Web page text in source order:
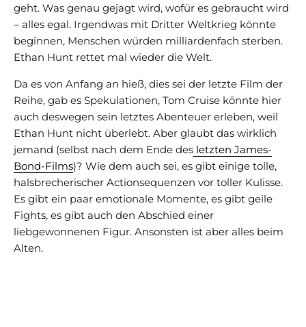
geht. Was genau gejagt wird, wofür es gebraucht wird
– alles egal. Irgendwas mit Dritter Weltkrieg könnte
beginnen, Menschen würden milliardenfach sterben.
Ethan Hunt rettet mal wieder die Welt.
Da es von Anfang an hieß, dies sei der letzte Film der
Reihe, gab es Spekulationen, Tom Cruise könnte hier
auch deswegen sein letztes Abenteuer erleben, weil
Ethan Hunt nicht überlebt. Aber glaubt das wirklich
jemand (selbst nach dem Ende des letzten James-
Bond-Films)? Wie dem auch sei, es gibt einige tolle,
halsbrecherischer Actionsequenzen vor toller Kulisse.
Es gibt ein paar emotionale Momente, es gibt geile
Fights, es gibt auch den Abschied einer
liebgewonnenen Figur. Ansonsten ist aber alles beim
Alten.